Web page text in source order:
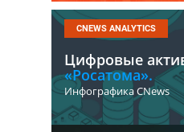
CNEWS ANALYTICS
Цифровые
«Росатома».
Инфографика CNews